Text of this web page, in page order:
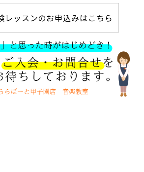
レッスンのお申込みはこちら